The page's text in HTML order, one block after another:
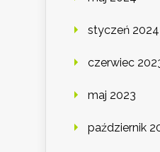
styczeń 2024
czerwiec
maj 2023
październik